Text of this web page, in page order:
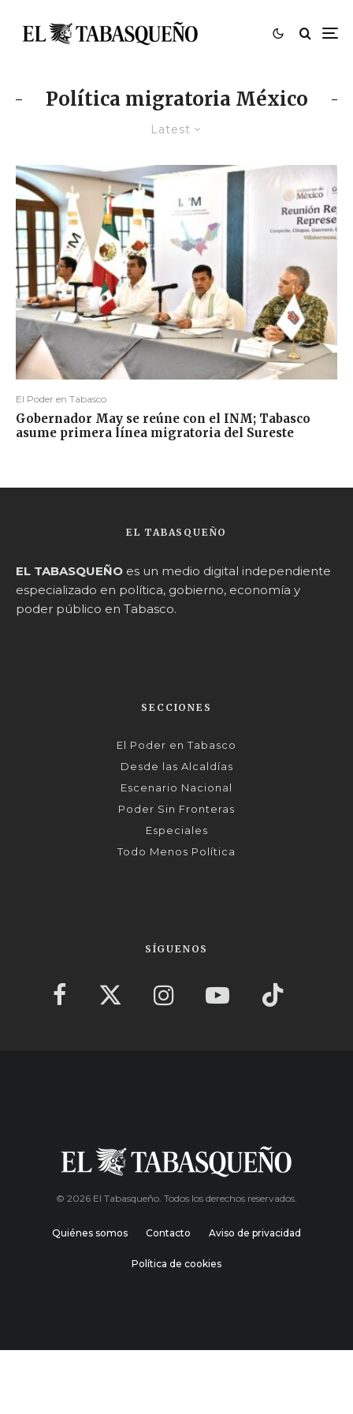
Política migratoria México
Latest
El Poder en Tabasco
Gobernador May se reúne con el INM; Tabasco
asume primera línea migratoria del Sureste
EL TABASQUEÑO
EL TABASQUEÑO es un medio digital independiente
especializado en política, gobierno, economía y
poder público en Tabasco.
SECCIONES
El Poder en Tabasco
Desde las Alcaldías
Escenario Nacional
Poder Sin Fronteras
Especiales
Todo Menos Política
SÍGUENOS
© 2026 El Tabasqueño. Todos los derechos reservados.
Quiénes somos Contacto Aviso de privacidad
Política de cookies